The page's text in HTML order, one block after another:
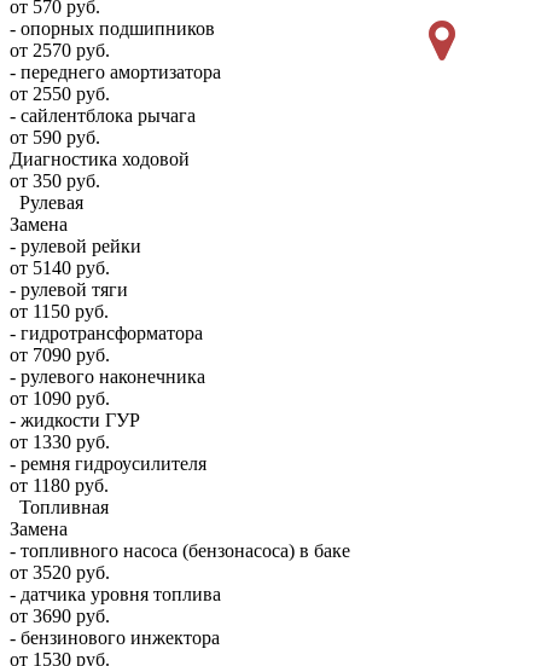
от 570 руб.
- опорных подшипников
от 2570 руб.
- переднего амортизатора
от 2550 руб.
- сайлентблока рычага
от 590 руб.
Диагностика ходовой
от 350 руб.
Рулевая
Замена
- рулевой рейки
от 5140 руб.
- рулевой тяги
от 1150 руб.
- гидротрансформатора
от 7090 руб.
- рулевого наконечника
от 1090 руб.
- жидкости ГУР
от 1330 руб.
- ремня гидроусилителя
от 1180 руб.
Топливная
Замена
- топливного насоса (бензонасоса) в баке
от 3520 руб.
- датчика уровня топлива
от 3690 руб.
- бензинового инжектора
от 1530 руб.